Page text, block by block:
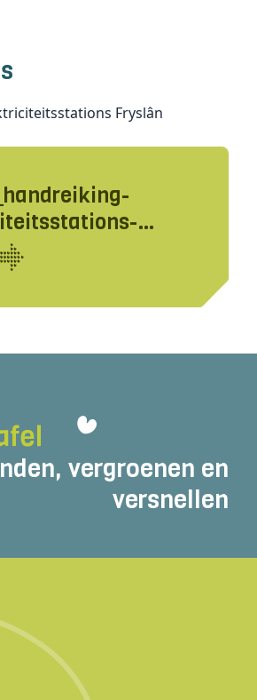
Fryslân
vergroenen en
versnellen